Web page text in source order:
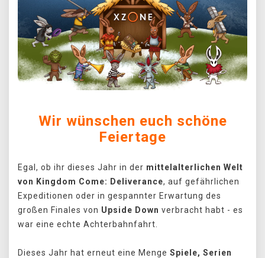
Wir wünschen euch schöne
Feiertage
Egal, ob ihr dieses Jahr in der mittelalterlichen Welt
von Kingdom Come: Deliverance, auf gefährlichen
Expeditionen oder in gespannter Erwartung des
großen Finales von Upside Down verbracht habt - es
war eine echte Achterbahnfahrt.
Dieses Jahr hat erneut eine Menge Spiele, Serien